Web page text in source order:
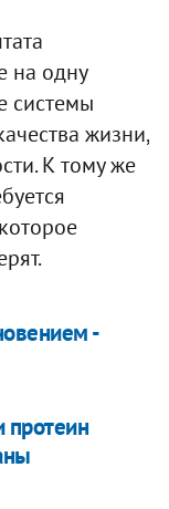
на одну
системы
жизни,
К тому же
-
протеин